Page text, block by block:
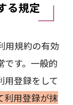
る規定
用規約の有効
です。一般的
用登録をして
利用登録が抹